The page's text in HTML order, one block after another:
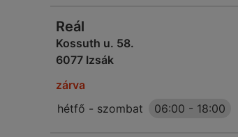
Reál
Kossuth u. 58.
6077 Izsák
zárva
hétfő - szombat
06:00 - 18:00